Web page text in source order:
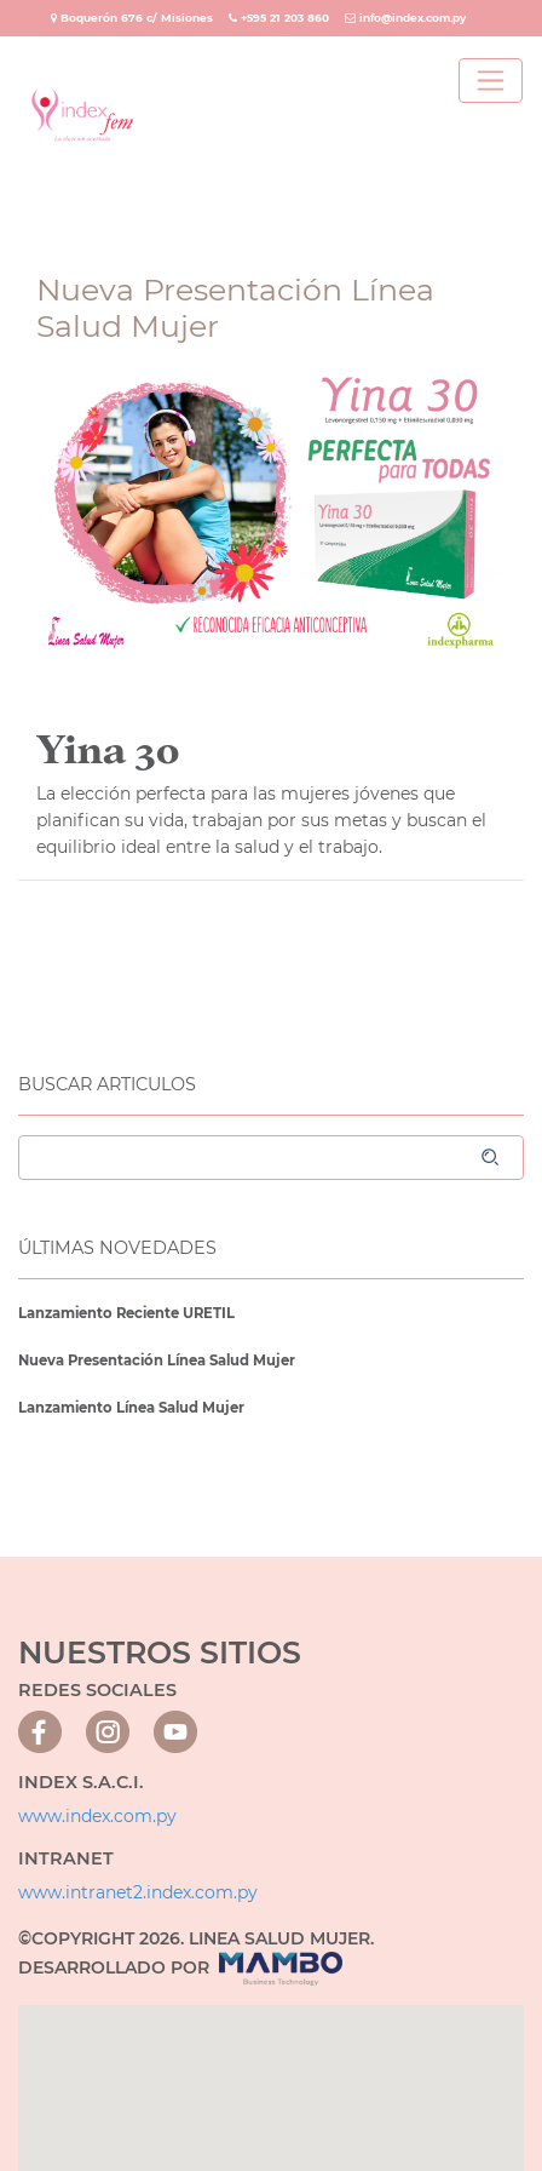
Boquerón 676 c/ Misiones +595 21 203 860 info@index.com.py
Nueva Presentación Línea
Salud Mujer
Yina 30
La elección perfecta para las mujeres jóvenes que
planifican su vida, trabajan por sus metas y buscan el
equilibrio ideal entre la salud y el trabajo.
BUSCAR ARTICULOS
ÚLTIMAS NOVEDADES
Lanzamiento Reciente URETIL
Nueva Presentación Línea Salud Mujer
Lanzamiento Línea Salud Mujer
NUESTROS SITIOS
REDES SOCIALES
INDEX S.A.C.I.
www.index.com.py
INTRANET
www.intranet2.index.com.py
©COPYRIGHT 2026. LINEA SALUD MUJER.
DESARROLLADO POR